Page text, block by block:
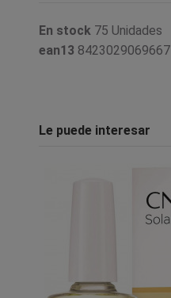
En stock 75 Unidades
ean13 8423029069667
Le puede interesar